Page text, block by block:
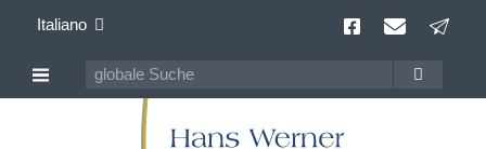
Italiano